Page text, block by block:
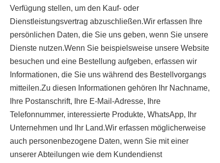
Verfügung stellen, um den Kauf- oder
Dienstleistungsvertrag abzuschließen.Wir erfassen Ihre
persönlichen Daten, die Sie uns geben, wenn Sie unsere
Dienste nutzen.Wenn Sie beispielsweise unsere Website
besuchen und eine Bestellung aufgeben, erfassen wir
Informationen, die Sie uns während des Bestellvorgangs
mitteilen.Zu diesen Informationen gehören Ihr Nachname,
Ihre Postanschrift, Ihre E-Mail-Adresse, Ihre
Telefonnummer, interessierte Produkte, WhatsApp, Ihr
Unternehmen und Ihr Land.Wir erfassen möglicherweise
auch personenbezogene Daten, wenn Sie mit einer
unserer Abteilungen wie dem Kundendienst